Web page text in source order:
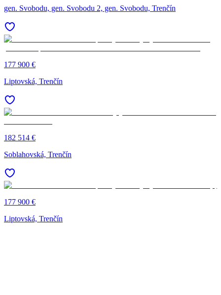
gen. Svobodu, gen. Svobodu 2, gen. Svobodu, Trenčín
177 900 €
Liptovská, Trenčín
182 514 €
Soblahovská, Trenčín
177 900 €
Liptovská, Trenčín